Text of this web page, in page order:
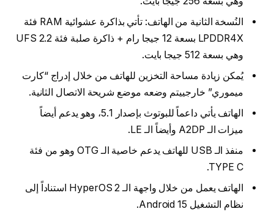
النُسخة الثانية من الهاتف: تأتي بذاكرة عشوائية RAM فئة
LPDDR4X بسعة 12 جيجا رام + ذاكرة صلبة فئة UFS 2.2
وهي بسعة 512 جيجا بايت.
يُمكن زيادة مساحة التخزين للهاتف من خلال إدراج “كارت
ميموري” خارجييتم وضعه موضع شريحة الاتصال الثانية.
الهاتف يأتي داعماً للبوتوث بإصدار 5.1، وهو يدعم أيضاً
ميزات الـ A2DP وأيضاً الـ LE.
منفذ الـ USB للهاتف يدعم خاصية الـ OTG وهو من فئة
TYPE C.
الهاتف يعمل من خلال واجهة الـ HyperOS 2 استناداً إلى
نظام التشغيل Android 15.